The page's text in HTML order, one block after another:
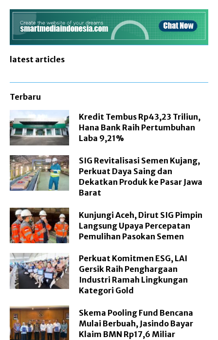
latest articles
Terbaru
Kredit Tembus Rp43,23 Triliun,
Hana Bank Raih Pertumbuhan
Laba 9,21%
SIG Revitalisasi Semen Kujang,
Perkuat Daya Saing dan
Dekatkan Produk ke Pasar Jawa
Barat
Kunjungi Aceh, Dirut SIG Pimpin
Langsung Upaya Percepatan
Pemulihan Pasokan Semen
Perkuat Komitmen ESG, LAI
Gersik Raih Penghargaan
Industri Ramah Lingkungan
Kategori Gold
Skema Pooling Fund Bencana
Mulai Berbuah, Jasindo Bayar
Klaim BMN Rp17,6 Miliar